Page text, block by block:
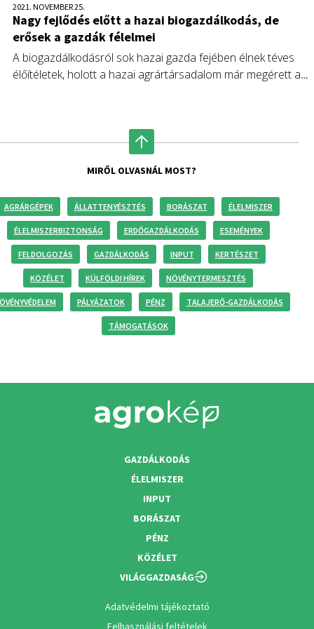
2021. NOVEMBER 25.
Nagy fejlődés előtt a hazai biogazdálkodás, de
erősek a gazdák félelmei
A biogazdálkodásról sok hazai gazda fejében élnek téves
élőítéletek, holott a hazai agrártársadalom már megérett a
MIRŐL OLVASNÁL MOST?
AGRÁRGÉPEK ÁLLATTENYÉSZTÉS BORÁSZAT ÉLELMISZER
ÉLELMISZERBIZTONSÁG ERDŐGAZDÁLKODÁS ESEMÉNYEK
FELDOLGOZÁS GAZDÁLKODÁS INPUT KERTÉSZET
KÖZÉLET KÜLFÖLDI HÍREK NÖVÉNYTERMESZTÉS
PÁLYÁZATOK PÉNZ TALAJERŐ-GAZDÁLKODÁS
TÁMOGATÁSOK
GAZDÁLKODÁS
ÉLELMISZER
INPUT
BORÁSZAT
PÉNZ
KÖZÉLET
VILÁGGAZDASÁG
Adatvédelmi tájékoztató
Felhasználási feltételek